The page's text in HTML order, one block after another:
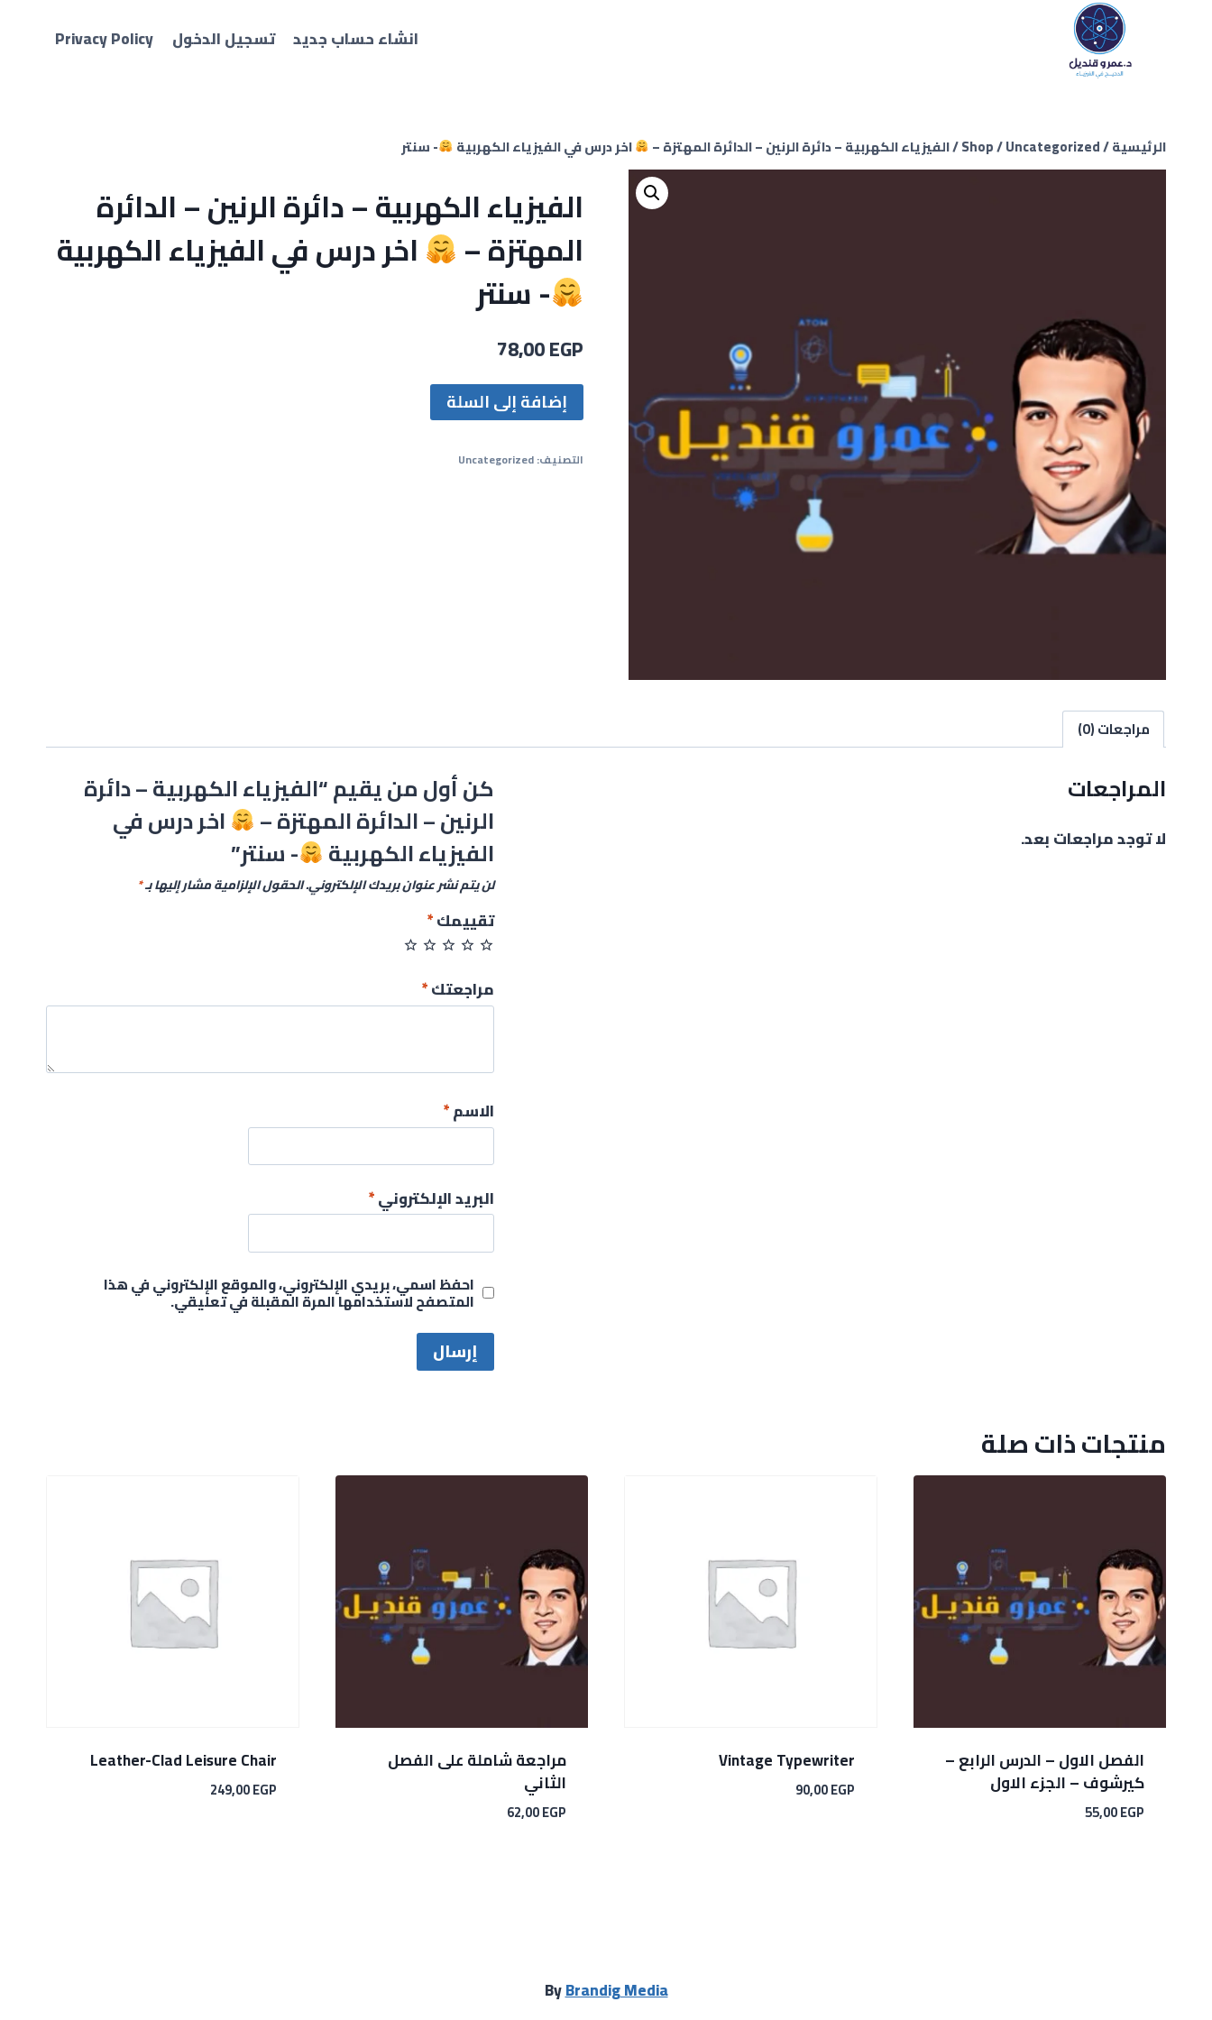
انشاء حساب جديد تسجيل الدخول Privacy Policy
الرئيسية/
Shop/Uncategorized
/الفيزياء الكهربية – دائرة الرنين – الدائرة المهتزة – اخر درس في الفيزياء الكهربية - سنتر
الفيزياء الكهربية – دائرة الرنين – الدائرة
المهتزة –
اخر درس في الفيزياء الكهربية
- سنتر
78,00EGP
إضافة إلى السلة
التصنيف:Uncategorized
مراجعات (0)
المراجعات
لا توجد مراجعات بعد.
كن أول من يقيم “الفيزياء الكهربية – دائرة
الرنين – الدائرة المهتزة –
اخر درس في
الفيزياء الكهربية
- سنتر”
لن يتم نشر عنوان بريدك الإلكتروني.الحقول الإلزامية مشار إليها بـ*
تقييمك*
مراجعتك*
الاسم*
البريد الإلكتروني*
احفظ اسمي، بريدي الإلكتروني، والموقع الإلكتروني في هذا
المتصفح لاستخدامها المرة المقبلة في تعليقي.
منتجات ذات صلة
الفصل الاول – الدرس الرابع –
كيرشوف – الجزء الاول
55,00EGP
Vintage Typewriter
90,00EGP
مراجعة شاملة على الفصل
الثاني
62,00EGP
Leather-Clad Leisure Chair
249,00EGP
ByBrandig Media